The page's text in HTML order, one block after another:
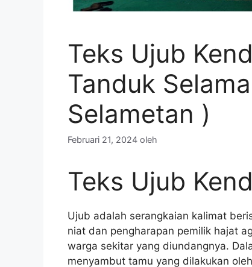
Teks Ujub
Tanduk
Selametan )
Februari 21, 2024 oleh
Teks Ujub
Ujub adalah serangkaian kalimat
niat dan pengharapan pemilik hajat
warga sekitar yang diundangnya.
menyambut tamu yang dilakukan